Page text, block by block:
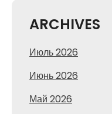
ARCHIVES
Июль 2026
Июнь 2026
Май 2026